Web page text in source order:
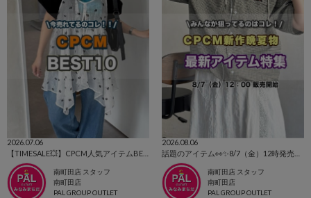
2026.07.06
南町田店 スタッフ
南町田店
PAL GROUP OUTLET
2026.08.06
南町田店 スタッフ
南町田店
PAL GROUP OUTLET